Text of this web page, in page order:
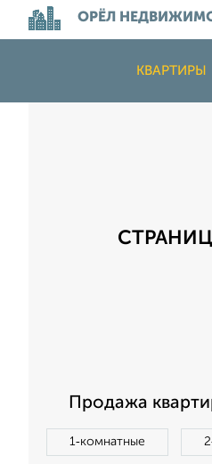
ОРЁЛ
КВАРТИРЫ
Продажа
1‑комнатные